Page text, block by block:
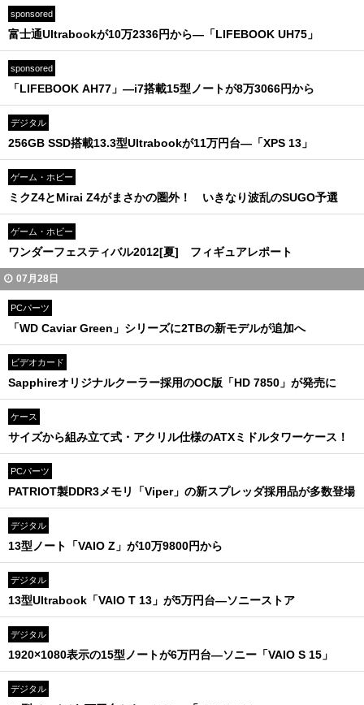
sponsored
富士通Ultrabookが10万2336円から―「LIFEBOOK UH75」
sponsored
「LIFEBOOK AH77」—i7搭載15型ノートが8万3066円から
デジタル
256GB SSD搭載13.3型Ultrabookが11万円台—「XPS 13」
ゲーム・ホビー
ミクZ4とMirai Z4がまさかの圏外！ いきなり波乱のSUGO予選
ゲーム・ホビー
ワンダーフェスティバル2012[夏] フィギュアレポート
07月28日
PCパーツ
「WD Caviar Green」シリーズに2TBの新モデルが追加へ
ビデオカード
Sapphireオリジナルクーラー採用のOC版「HD 7850」が発売に
ケース
サイズから組み立て式・アクリル仕様のATXミドルタワーケース！
PCパーツ
PATRIOT製DDR3メモリ「Viper」の新スプレッダ採用品が多数登場
デジタル
13型ノート「VAIO Z」が10万9800円から
デジタル
13型Ultrabook「VAIO T 13」が5万円台―ソニーストア
デジタル
1920×1080表示の15型ノートが6万円台―ソニー「VAIO S 15」
デジタル